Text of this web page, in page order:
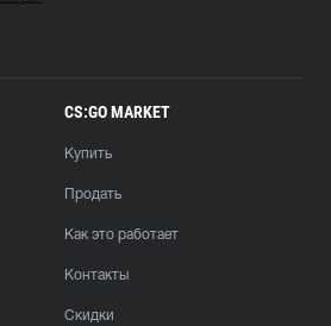
CS:GO MARKET
Купить
Продать
Как это работает
Контакты
Скидки